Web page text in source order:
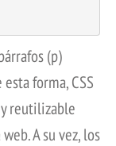
(p)
forma, CSS
reutilizable
A su vez, los